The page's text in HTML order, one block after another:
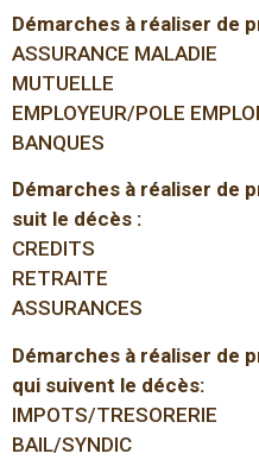
Démarches à réaliser de
ASSURANCE MALADIE
MUTUELLE
EMPLOYEUR/POLE EMPLOI
BANQUES
Démarches à réaliser de
suit le décès :
CREDITS
RETRAITE
ASSURANCES
Démarches à réaliser de
qui suivent le décès:
IMPOTS/TRESORERIE
BAIL/SYNDIC